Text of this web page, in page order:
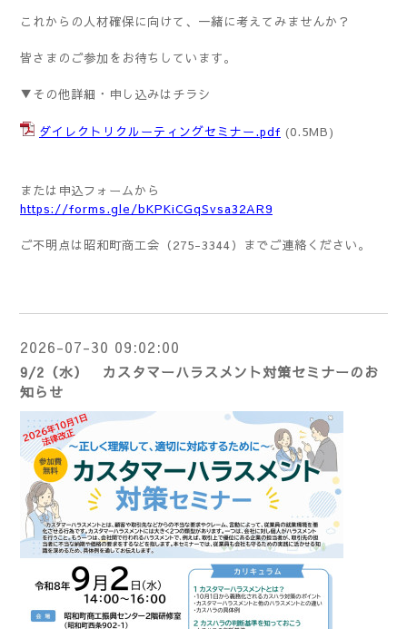
これからの人材確保に向けて、一緒に考えてみませんか？
皆さまのご参加をお待ちしています。
▼その他詳細・申し込みはチラシ
ダイレクトリクルーティングセミナー.pdf (0.5MB)
または申込フォームから
https://forms.gle/bKPKiCGqSvsa32AR9
ご不明点は昭和町商工会（275-3344）までご連絡ください。
2026-07-30 09:02:00
9/2（水） カスタマーハラスメント対策セミナーのお
知らせ